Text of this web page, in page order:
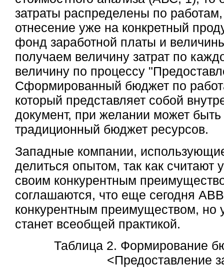
затраты распределены по
отнесение уже на конкретный
фонд заработной платы и
получаем величину затрат по
величину по процессу
Сформированный бюджет по
который представляет собой
документ, при желании может быть
традиционный бюджет ресурсов.
Западные компании,
делиться опытом, так как считают
своим конкурентным
соглашаются, что еще сегодня
конкурентным преимуществом, но
станет всеобщей практикой.
Таблица 2. Формирование
<Предоставление